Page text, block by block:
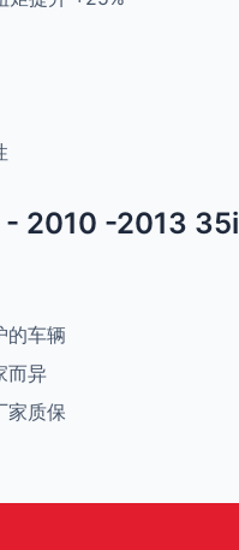
- 2010 -2013
的车辆
而异
家质保